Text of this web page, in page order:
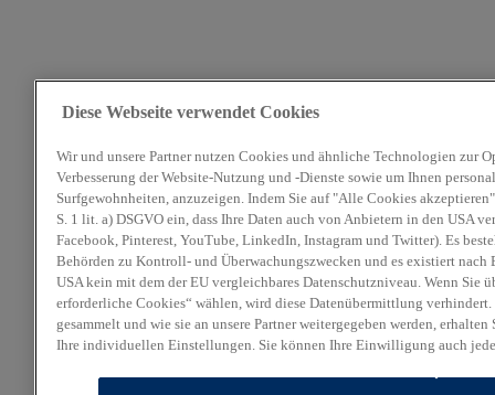
Diese Webseite verwendet Cookies
Wir und unsere Partner nutzen Cookies und ähnliche Technologien zur
Verbesserung der Website-Nutzung und -Dienste sowie um Ihnen
Surfgewohnheiten, anzuzeigen. Indem Sie auf "Alle Cookies
S. 1 lit. a) DSGVO ein, dass Ihre Daten auch von Anbietern in den USA
Facebook, Pinterest, YouTube, LinkedIn, Instagram und Twitter). Es
Behörden zu Kontroll- und Überwachungszwecken und es existiert nach
USA kein mit dem der EU vergleichbares Datenschutzniveau. Wenn Sie
erforderliche Cookies“ wählen, wird diese Datenübermittlung
gesammelt und wie sie an unsere Partner weitergegeben werden,
Ihre individuellen Einstellungen. Sie können Ihre Einwilligung auch